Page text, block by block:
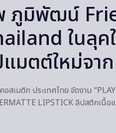
ภูมิพัฒน์
ในลุ
มตต์ใหม่จา
อสเมติก ประเทศไทย จัดงาน
LIPSTICK ลิปสติกเนื้อ